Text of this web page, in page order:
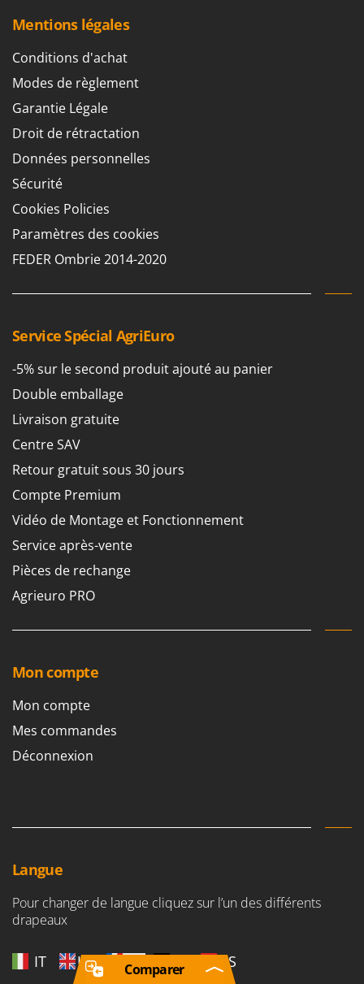
Mentions légales
Conditions d'achat
Modes de règlement
Garantie Légale
Droit de rétractation
Données personnelles
Sécurité
Cookies Policies
Paramètres des cookies
FEDER Ombrie 2014-2020
Service Spécial AgriEuro
-5% sur le second produit ajouté au panier
Double emballage
Livraison gratuite
Centre SAV
Retour gratuit sous 30 jours
Compte Premium
Vidéo de Montage et Fonctionnement
Service après-vente
Pièces de rechange
Agrieuro PRO
Mon compte
Mon compte
Mes commandes
Déconnexion
Langue
Pour changer de langue cliquez sur l’un des différents
drapeaux
IT UK FR DE ES
Comparer